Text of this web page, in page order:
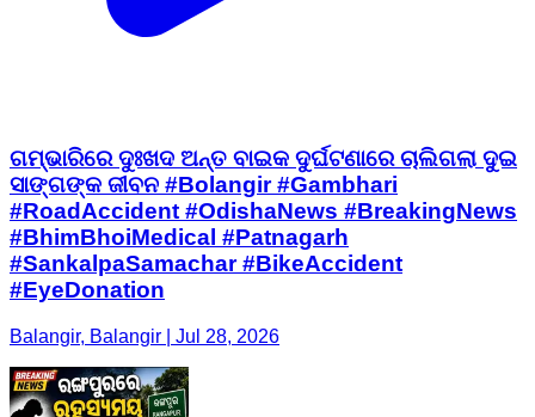
ଗମ୍ଭାରିରେ ଦୁଃଖଦ ଅନ୍ତ ବାଇକ ଦୁର୍ଘଟଣାରେ ଚାଲିଗଲା ଦୁଇ
ସାଙ୍ଗଙ୍କ ଜୀବନ #Bolangir #Gambhari
#RoadAccident #OdishaNews #BreakingNews
#BhimBhoiMedical #Patnagarh
#SankalpaSamachar #BikeAccident
#EyeDonation
Balangir, Balangir | Jul 28, 2026